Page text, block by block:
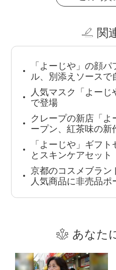
関
「よーじや」の顔
ル、別添えソースで
人気マスク「よー
で登場
クレープの新店「よ
ープン、紅茶味の新
「よーじや」ギフ
とスキンケアセット
京都のコスメブラン
人気商品に非売品ポ
あなた